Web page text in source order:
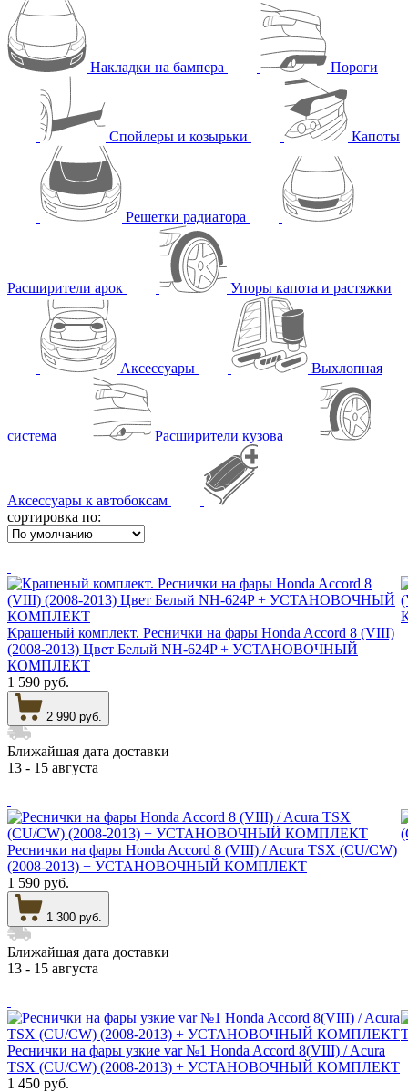
Накладки на бампера Пороги
Спойлеры и козырьки Капоты
Решетки радиатора
Расширители арок Упоры капота и растяжки
Аксессуары Выхлопная
система Расширители кузова
Аксессуары к автобоксам
сортировка по:
Крашеный комплект. Реснички на фары Honda Accord 8 (VIII)
(2008-2013) Цвет Белый NH-624P + УСТАНОВОЧНЫЙ
КОМПЛЕКТ
1 590 руб.
2 990 руб.
Ближайшая дата доставки
13 - 15 августа
Реснички на фары Honda Accord 8 (VIII) / Acura TSX (CU/CW)
(2008-2013) + УСТАНОВОЧНЫЙ КОМПЛЕКТ
1 590 руб.
1 300 руб.
Ближайшая дата доставки
13 - 15 августа
Реснички на фары узкие var №1 Honda Accord 8(VIII) / Acura
TSX (CU/CW) (2008-2013) + УСТАНОВОЧНЫЙ КОМПЛЕКТ
1 450 руб.